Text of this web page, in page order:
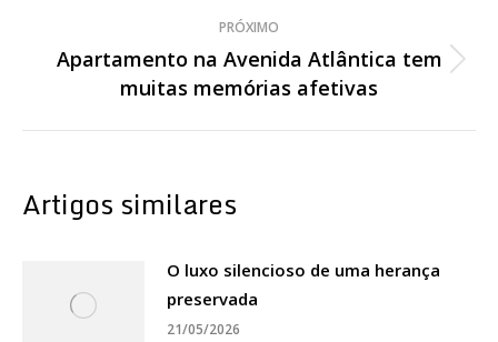
PRÓXIMO
Próximo
post:
Apartamento na Avenida Atlântica tem
muitas memórias afetivas
Artigos similares
O luxo silencioso de uma herança
preservada
21/05/2026